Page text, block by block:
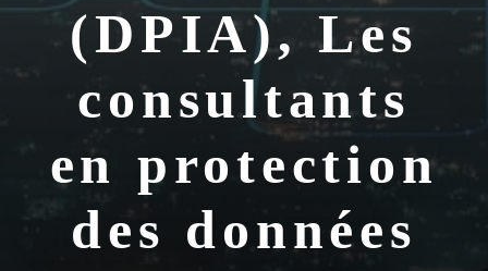
(DPIA), Les
consultants
en protection
des données